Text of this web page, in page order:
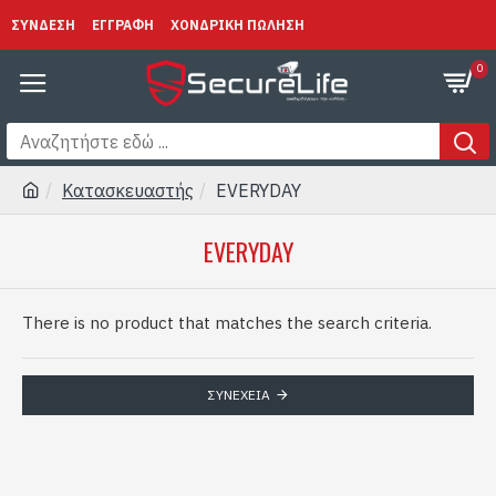
ΣΥΝΔΕΣΗ ΕΓΓΡΑΦΗ ΧΟΝΔΡΙΚΗ ΠΩΛΗΣΗ
0
Κατασκευαστής EVERYDAY
EVERYDAY
There is no product that matches the search criteria.
ΣΥΝΈΧΕΙΑ